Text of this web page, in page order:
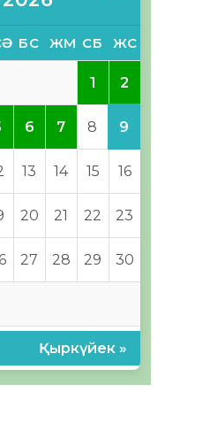
БС ЖМ СБ ЖС
1 2
6 7 8 9
13 14 15 16
20 21 22 23
27 28 29 30
Қыркүйек »